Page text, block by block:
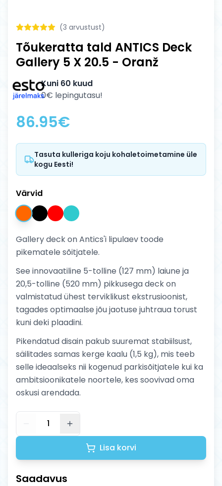
(3 arvustust)
Tõukeratta tald ANTICS Deck
Gallery 5 X 20.5 - Oranž
Kuni 60 kuud
0€ lepingutasu!
86.95€
Tasuta kulleriga koju kohaletoimetamine üle
kogu Eesti!
Värvid
Gallery deck on Antics'i lipulaev toode
pikematele sõitjatele.
See innovaatiline 5-tolline (127 mm) laiune ja
20,5-tolline (520 mm) pikkusega deck on
valmistatud ühest terviklikust ekstrusioonist,
tagades optimaalse jõu jaotuse juhtraua torust
kuni deki plaadini.
Pikendatud disain pakub suuremat stabiilsust,
säilitades samas kerge kaalu (1,5 kg), mis teeb
selle ideaalseks nii kogenud parkisõitjatele kui ka
ambitsioonikatele noortele, kes soovivad oma
oskusi arendada.
1
Lisa korvi
Saadavus